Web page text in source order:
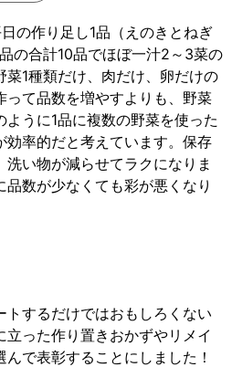
の作り足し1品（えのきとねぎ
の合計10品でほぼ一汁2～3菜の
1種類だけ、肉だけ、卵だけの
って品数を増やすよりも、野菜
うに1品に複数の野菜を使った
効率的だと考えています。保存
い物が減らせてラクになりま
数が少なくても彩が悪くなり
するだけではおもしろくない
った作り置きおかずやリメイ
で表彰することにしました！